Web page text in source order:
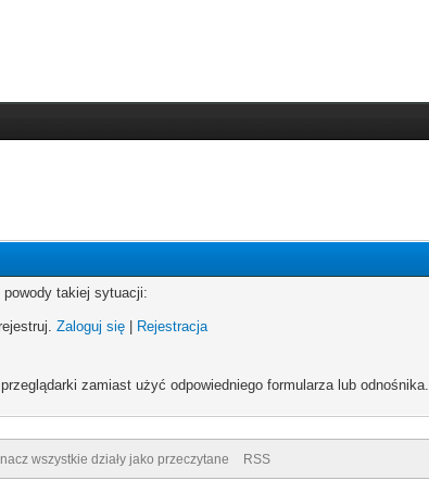
powody takiej sytuacji:
Zaloguj się
Rejestracja
zamiast użyć odpowiedniego formularza lub odnośnika.
wszystkie działy jako przeczytane RSS